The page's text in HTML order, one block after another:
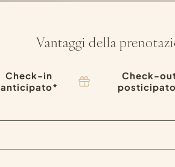
Vantaggi della
Check-in
anticipato*
Check-